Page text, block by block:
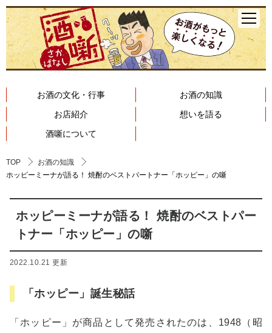
お酒の文化・行事
お酒の知識
お店紹介
想いを語る
酒噺について
TOP
お酒の知識
ホッピーミーナが語る！ 焼酎のベストパートナー「ホッピー」の噺
ホッピーミーナが語る！ 焼酎のベストパー
トナー「ホッピー」の噺
2022.10.21 更新
「ホッピー」誕生秘話
「ホッピー」が商品として発売されたのは、1948（昭